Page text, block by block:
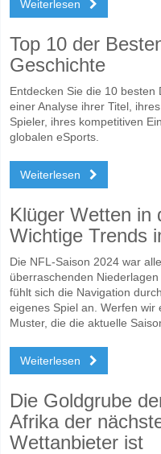
Weiterlesen
Top 10 der
Geschichte
Entdecken Sie die 10 besten
einer Analyse ihrer Titel,
Spieler, ihres kompetitiven
globalen eSports.
Weiterlesen
Klüger Wetten in
Wichtige Trends
Die NFL-Saison 2024 war
überraschenden
fühlt sich die Navigation
eigenes Spiel an. Werfen wir
Muster, die die aktuelle
Weiterlesen
Die Goldgrube
Afrika der
Wettanbieter ist